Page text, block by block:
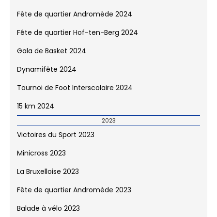
Victoires du Sport 2024
La Bruxelloise 2024
Minicross 2024
Balade à vélo 2024
Fête de quartier Andromède 2024
Fête de quartier Hof-ten-Berg 2024
Dynamifête 2024
Tournoi de Foot Interscolaire 2024
15 km 2024
2023
Victoires du Sport 2023